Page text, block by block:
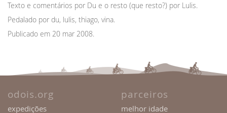
Texto e comentários por Du e o resto (que resto?) por Lulis.
Pedalado por du, lulis, thiago, vina.
Publicado em 20 mar 2008.
odois.org
expedições
parceiros
melhor idade